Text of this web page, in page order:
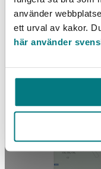
använder
ett urval av kakor.
här använder
Läcksökning
LÄS MER